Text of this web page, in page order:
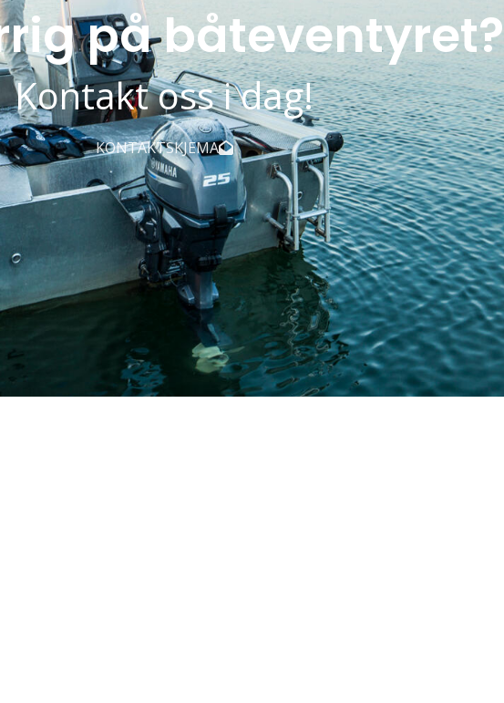
på båteventyret?
Kontakt oss i dag!
KONTAKTSKJEMA